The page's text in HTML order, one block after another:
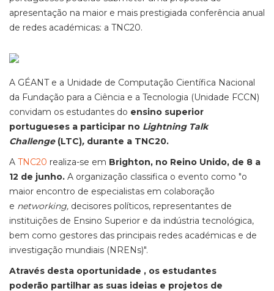
apresentação na maior e mais prestigiada conferência anual
de redes académicas: a TNC20.
A GÉANT e a Unidade de Computação Científica Nacional
da Fundação para a Ciência e a Tecnologia (Unidade FCCN)
convidam os estudantes do ensino superior
portugueses a participar no Lightning Talk
Challenge (LTC), durante a TNC20.
A TNC20 realiza-se em Brighton, no Reino Unido, de 8 a
12 de junho. A organização classifica o evento como "o
maior encontro de especialistas em colaboração
e networking, decisores políticos, representantes de
instituições de Ensino Superior e da indústria tecnológica,
bem como gestores das principais redes académicas e de
investigação mundiais (NRENs)".
Através desta oportunidade , os estudantes
poderão partilhar as suas ideias e projetos de